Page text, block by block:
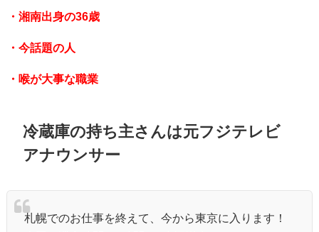
・湘南出身の36歳
・今話題の人
・喉が大事な職業
冷蔵庫の持ち主さんは元フジテレビ
アナウンサー
札幌でのお仕事を終えて、今から東京に入ります！